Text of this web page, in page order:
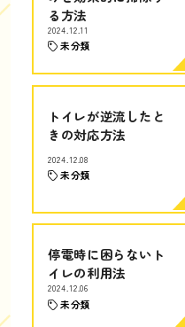
る方法
2024.12.11
未分類
トイレが逆流したと
きの対応方法
2024.12.08
未分類
停電時に困らないト
イレの利用法
2024.12.06
未分類